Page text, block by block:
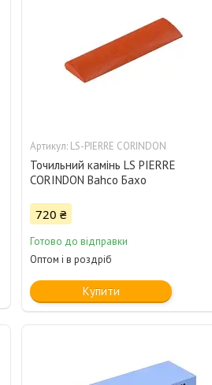
LS-PIERRE CORINDON
Точильний камінь LS PIERRE
CORINDON Bahco Бахо
720 ₴
Готово до відправки
Оптом і в роздріб
Купити